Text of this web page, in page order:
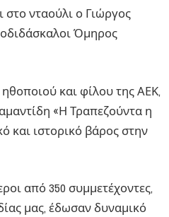
νταούλι ο Γιώργος
Όμηρος
και φίλου της ΑΕΚ,
«Η Τραπεζούντα η
και ιστορικό βάρος στην
από 350 συμμετέχοντες,
μας, έδωσαν δυναμικό